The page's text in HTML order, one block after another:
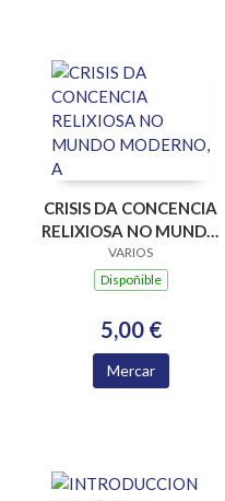
CRISIS DA CONCENCIA
RELIXIOSA NO MUNDO
MODERNO, A
VARIOS
Dispoñible
5,00 €
Mercar